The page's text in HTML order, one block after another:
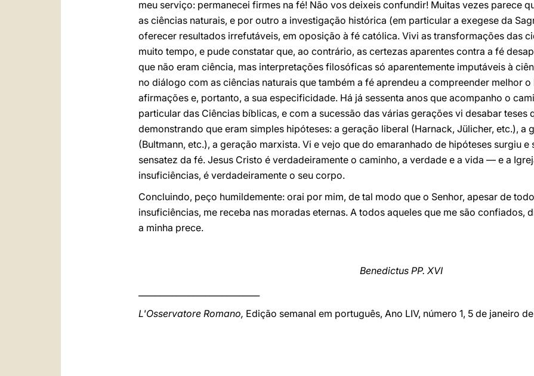
meu serviço: permanecei firmes na fé! Não vos deixeis confundir! Muitas vezes parece
as ciências naturais, e por outro a investigação histórica (em particular a exegese da
oferecer resultados irrefutáveis, em oposição à fé católica. Vivi as transformações das
muito tempo, e pude constatar que, ao contrário, as certezas aparentes contra a fé
que não eram ciência, mas interpretações filosóficas só aparentemente imputáveis à
no diálogo com as ciências naturais que também a fé aprendeu a compreender melhor
afirmações e, portanto, a sua especificidade. Há já sessenta anos que acompanho o
particular das Ciências bíblicas, e com a sucessão das várias gerações vi desabar teses
demonstrando que eram simples hipóteses: a geração liberal (Harnack, Jülicher, etc.), a
(Bultmann, etc.), a geração marxista. Vi e vejo que do emaranhado de hipóteses surgiu e
sensatez da fé. Jesus Cristo é verdadeiramente o caminho, a verdade e a vida — e a
insuficiências, é verdadeiramente o seu corpo.
Concluindo, peço humildemente: orai por mim, de tal modo que o Senhor, apesar de
insuficiências, me receba nas moradas eternas. A todos aqueles que me são confiados,
a minha prece.
Benedictus PP. XVI
L'Osservatore Romano, Edição semanal em português, Ano LIV, número 1, 5 de janeiro